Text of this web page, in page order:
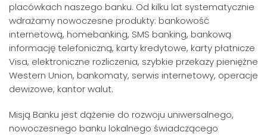
placówkach naszego banku. Od kilku lat systematycznie
wdrażamy nowoczesne produkty: bankowość
internetową, homebanking, SMS banking, bankową
informację telefoniczną, karty kredytowe, karty płatnicze
Visa, elektroniczne rozliczenia, szybkie przekazy pieniężne
Western Union, bankomaty, serwis internetowy, operacje
dewizowe, kantor walut.
Misją Banku jest dążenie do rozwoju uniwersalnego,
nowoczesnego banku lokalnego świadczącego